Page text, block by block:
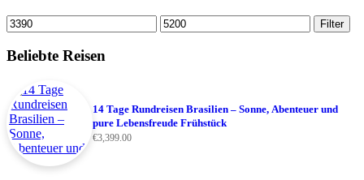
Min.
Preis
Max.
Preis
Filter
Beliebte Reisen
14 Tage Rundreisen Brasilien – Sonne, Abenteuer und
pure Lebensfreude Frühstück
€3,399.00